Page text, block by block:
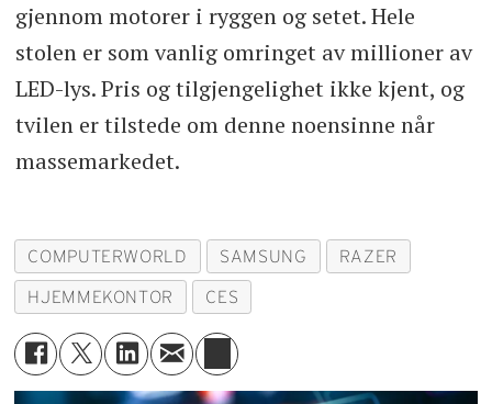
gjennom motorer i ryggen og setet. Hele
stolen er som vanlig omringet av millioner av
LED-lys. Pris og tilgjengelighet ikke kjent, og
tvilen er tilstede om denne noensinne når
massemarkedet.
COMPUTERWORLD SAMSUNG RAZER
HJEMMEKONTOR CES